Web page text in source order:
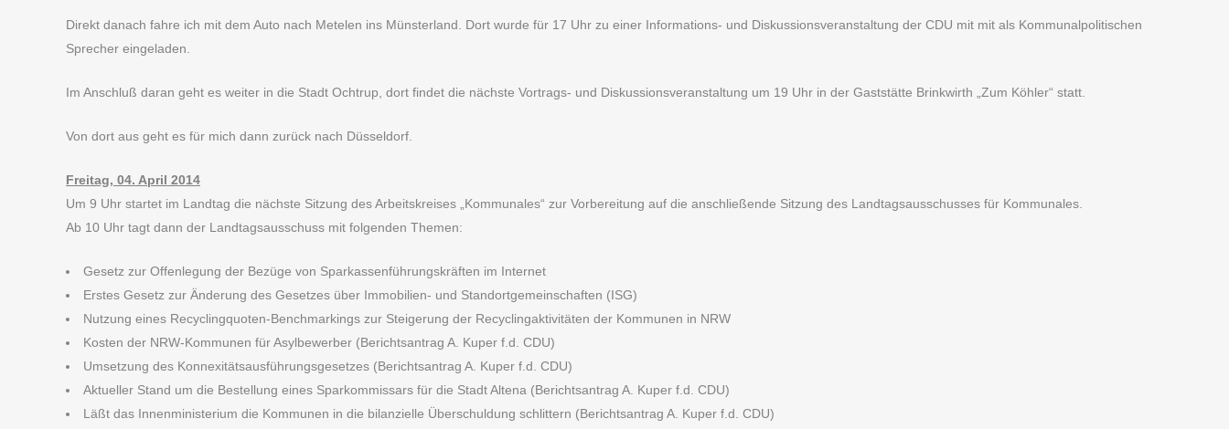
Direkt danach fahre ich mit dem Auto nach Metelen ins Münsterland. Dort wurde für 17 Uhr zu einer Informations- und Diskussionsveranstaltung der CDU mit mit als Kommunalpolitischen
Sprecher eingeladen.
Im Anschluß daran geht es weiter in die Stadt Ochtrup, dort findet die nächste Vortrags- und Diskussionsveranstaltung um 19 Uhr in der Gaststätte Brinkwirth „Zum Köhler“ statt.
Von dort aus geht es für mich dann zurück nach Düsseldorf.
Freitag, 04. April 2014
Um 9 Uhr startet im Landtag die nächste Sitzung des Arbeitskreises „Kommunales“ zur Vorbereitung auf die anschließende Sitzung des Landtagsausschusses für Kommunales.
Ab 10 Uhr tagt dann der Landtagsausschuss mit folgenden Themen:
Gesetz zur Offenlegung der Bezüge von Sparkassenführungskräften im Internet
Erstes Gesetz zur Änderung des Gesetzes über Immobilien- und Standortgemeinschaften (ISG)
Nutzung eines Recyclingquoten-Benchmarkings zur Steigerung der Recyclingaktivitäten der Kommunen in NRW
Kosten der NRW-Kommunen für Asylbewerber (Berichtsantrag A. Kuper f.d. CDU)
Umsetzung des Konnexitätsausführungsgesetzes (Berichtsantrag A. Kuper f.d. CDU)
Aktueller Stand um die Bestellung eines Sparkommissars für die Stadt Altena (Berichtsantrag A. Kuper f.d. CDU)
Läßt das Innenministerium die Kommunen in die bilanzielle Überschuldung schlittern (Berichtsantrag A. Kuper f.d. CDU)